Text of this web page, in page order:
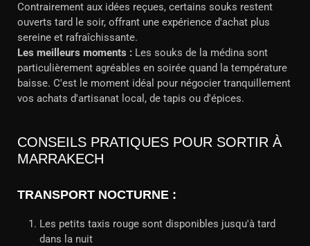
Contrairement aux idées reçues, certains souks restent
ouverts tard le soir, offrant une expérience d'achat plus
sereine et rafraîchissante.
Les meilleurs moments : Les souks de la médina sont
particulièrement agréables en soirée quand la température
baisse. C'est le moment idéal pour négocier tranquillement
vos achats d'artisanat local, de tapis ou d'épices.
CONSEILS PRATIQUES POUR SORTIR À
MARRAKECH
TRANSPORT NOCTURNE :
Les petits taxis rouge sont disponibles jusqu'à tard
dans la nuit